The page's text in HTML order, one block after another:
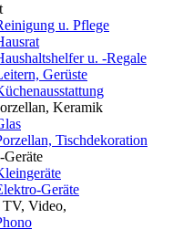
u. Pflege
u. -Regale
Gerüste
Keramik
Tischdekoration
Geräte
TV, Video,